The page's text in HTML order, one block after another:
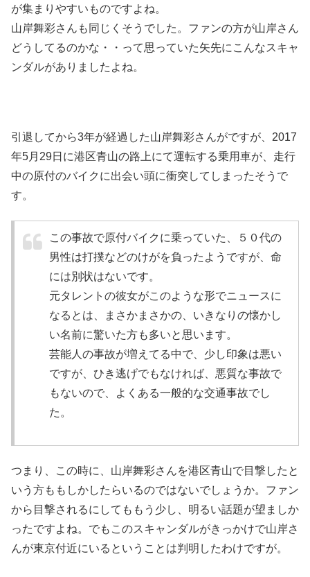
が集まりやすいものですよね。
山岸舞彩さんも同じくそうでした。ファンの方が山岸さん
どうしてるのかな・・って思っていた矢先にこんなスキャ
ンダルがありましたよね。
引退してから3年が経過した山岸舞彩さんがですが、2017
年5月29日に港区青山の路上にて運転する乗用車が、走行
中の原付のバイクに出会い頭に衝突してしまったそうで
す。
この事故で原付バイクに乗っていた、５０代の
男性は打撲などのけがを負ったようですが、命
には別状はないです。
元タレントの彼女がこのような形でニュースに
なるとは、まさかまさかの、いきなりの懐かし
い名前に驚いた方も多いと思います。
芸能人の事故が増えてる中で、少し印象は悪い
ですが、ひき逃げでもなければ、悪質な事故で
もないので、よくある一般的な交通事故でし
た。
つまり、この時に、山岸舞彩さんを港区青山で目撃したと
いう方ももしかしたらいるのではないでしょうか。ファン
から目撃されるにしてももう少し、明るい話題が望ましか
ったですよね。でもこのスキャンダルがきっかけで山岸さ
んが東京付近にいるということは判明したわけですが。